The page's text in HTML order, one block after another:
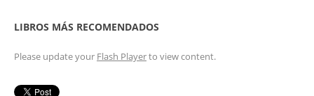
LIBROS MÁS RECOMENDADOS
Please update your Flash Playerto view content.